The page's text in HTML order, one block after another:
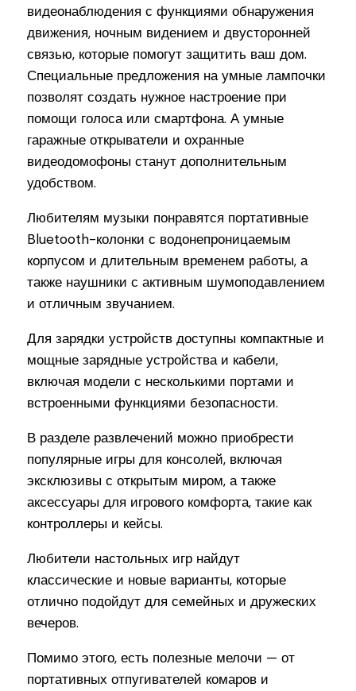
видеонаблюдения с функциями обнаружения
движения, ночным видением и двусторонней
связью, которые помогут защитить ваш дом.
Специальные предложения на умные лампочки
позволят создать нужное настроение при
помощи голоса или смартфона. А умные
гаражные открыватели и охранные
видеодомофоны станут дополнительным
удобством.
Любителям музыки понравятся портативные
Bluetooth-колонки с водонепроницаемым
корпусом и длительным временем работы, а
также наушники с активным шумоподавлением
и отличным звучанием.
Для зарядки устройств доступны компактные и
мощные зарядные устройства и кабели,
включая модели с несколькими портами и
встроенными функциями безопасности.
В разделе развлечений можно приобрести
популярные игры для консолей, включая
эксклюзивы с открытым миром, а также
аксессуары для игрового комфорта, такие как
контроллеры и кейсы.
Любители настольных игр найдут
классические и новые варианты, которые
отлично подойдут для семейных и дружеских
вечеров.
Помимо этого, есть полезные мелочи — от
портативных отпугивателей комаров и